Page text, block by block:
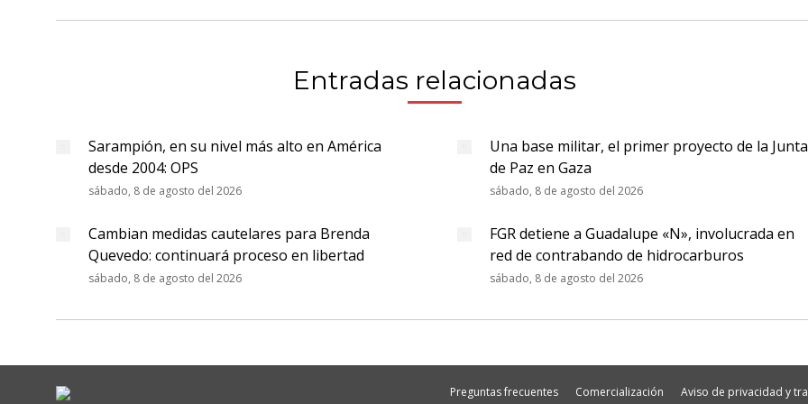
Entradas relacionadas
Sarampión, en su nivel más alto en América
desde 2004: OPS
sábado, 8 de agosto del 2026
Una base militar, el primer proyecto de la Junta
de Paz en Gaza
sábado, 8 de agosto del 2026
Cambian medidas cautelares para Brenda
Quevedo: continuará proceso en libertad
sábado, 8 de agosto del 2026
FGR detiene a Guadalupe «N», involucrada en
red de contrabando de hidrocarburos
sábado, 8 de agosto del 2026
Preguntas frecuentes Comercialización Aviso de privacidad y